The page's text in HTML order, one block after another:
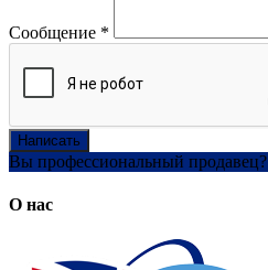
Сообщение *
Написать
Вы профессиональный продавец?
О нас